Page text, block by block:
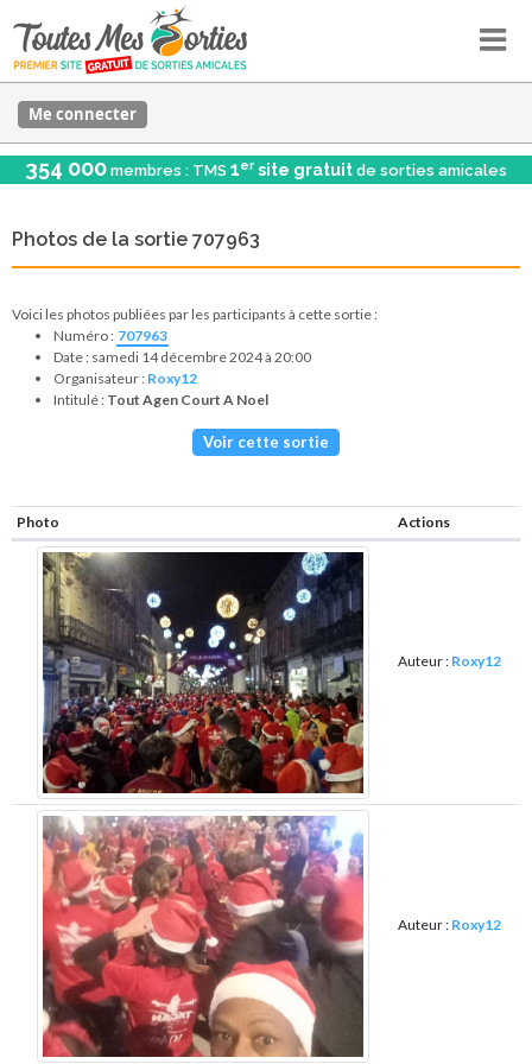
Me connecter
354 000 membres : TMS 1er site gratuit de sorties amicales
Photos de la sortie 707963
Voici les photos publiées par les participants à cette sortie :
Numéro : 707963
Date : samedi 14 décembre 2024 à 20:00
Organisateur : Roxy12
Intitulé : Tout Agen Court A Noel
Voir cette sortie
Photo Actions
Auteur : Roxy12
Auteur : Roxy12